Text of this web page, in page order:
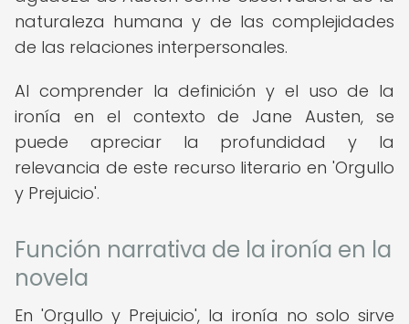
naturaleza humana y de las complejidades
de las relaciones interpersonales.
Al comprender la definición y el uso de la
ironía en el contexto de Jane Austen, se
puede apreciar la profundidad y la
relevancia de este recurso literario en 'Orgullo
y Prejuicio'.
Función narrativa de la ironía en la
novela
En 'Orgullo y Prejuicio', la ironía no solo sirve